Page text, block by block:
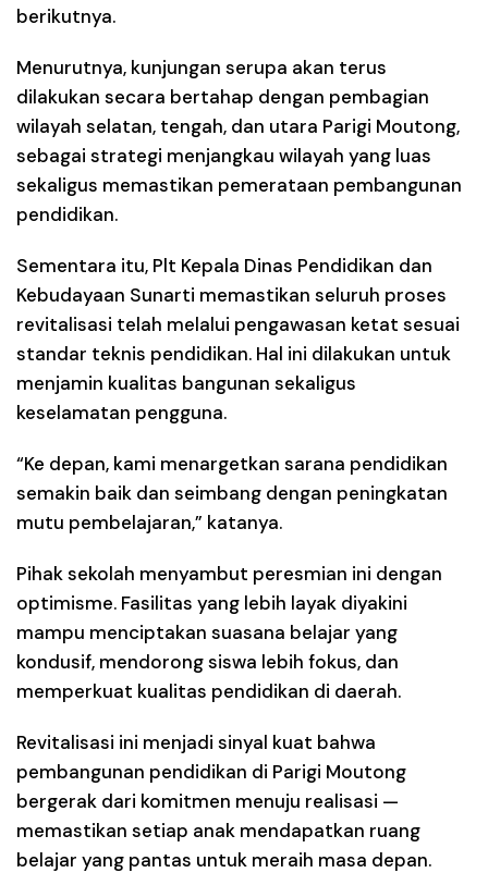
berikutnya.
Menurutnya, kunjungan serupa akan terus
dilakukan secara bertahap dengan pembagian
wilayah selatan, tengah, dan utara Parigi Moutong,
sebagai strategi menjangkau wilayah yang luas
sekaligus memastikan pemerataan pembangunan
pendidikan.
Sementara itu, Plt Kepala Dinas Pendidikan dan
Kebudayaan Sunarti memastikan seluruh proses
revitalisasi telah melalui pengawasan ketat sesuai
standar teknis pendidikan. Hal ini dilakukan untuk
menjamin kualitas bangunan sekaligus
keselamatan pengguna.
“Ke depan, kami menargetkan sarana pendidikan
semakin baik dan seimbang dengan peningkatan
mutu pembelajaran,” katanya.
Pihak sekolah menyambut peresmian ini dengan
optimisme. Fasilitas yang lebih layak diyakini
mampu menciptakan suasana belajar yang
kondusif, mendorong siswa lebih fokus, dan
memperkuat kualitas pendidikan di daerah.
Revitalisasi ini menjadi sinyal kuat bahwa
pembangunan pendidikan di Parigi Moutong
bergerak dari komitmen menuju realisasi —
memastikan setiap anak mendapatkan ruang
belajar yang pantas untuk meraih masa depan.